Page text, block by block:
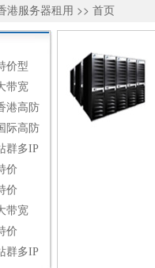
港服务器租用 >> 首页
价型
带宽
港高防
际高防
群多IP
价
价
带宽
价
群多IP